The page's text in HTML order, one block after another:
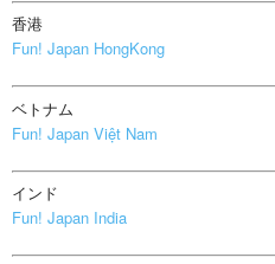
香港
Fun! Japan HongKong
ベトナム
Fun! Japan Việt Nam
インド
Fun! Japan India